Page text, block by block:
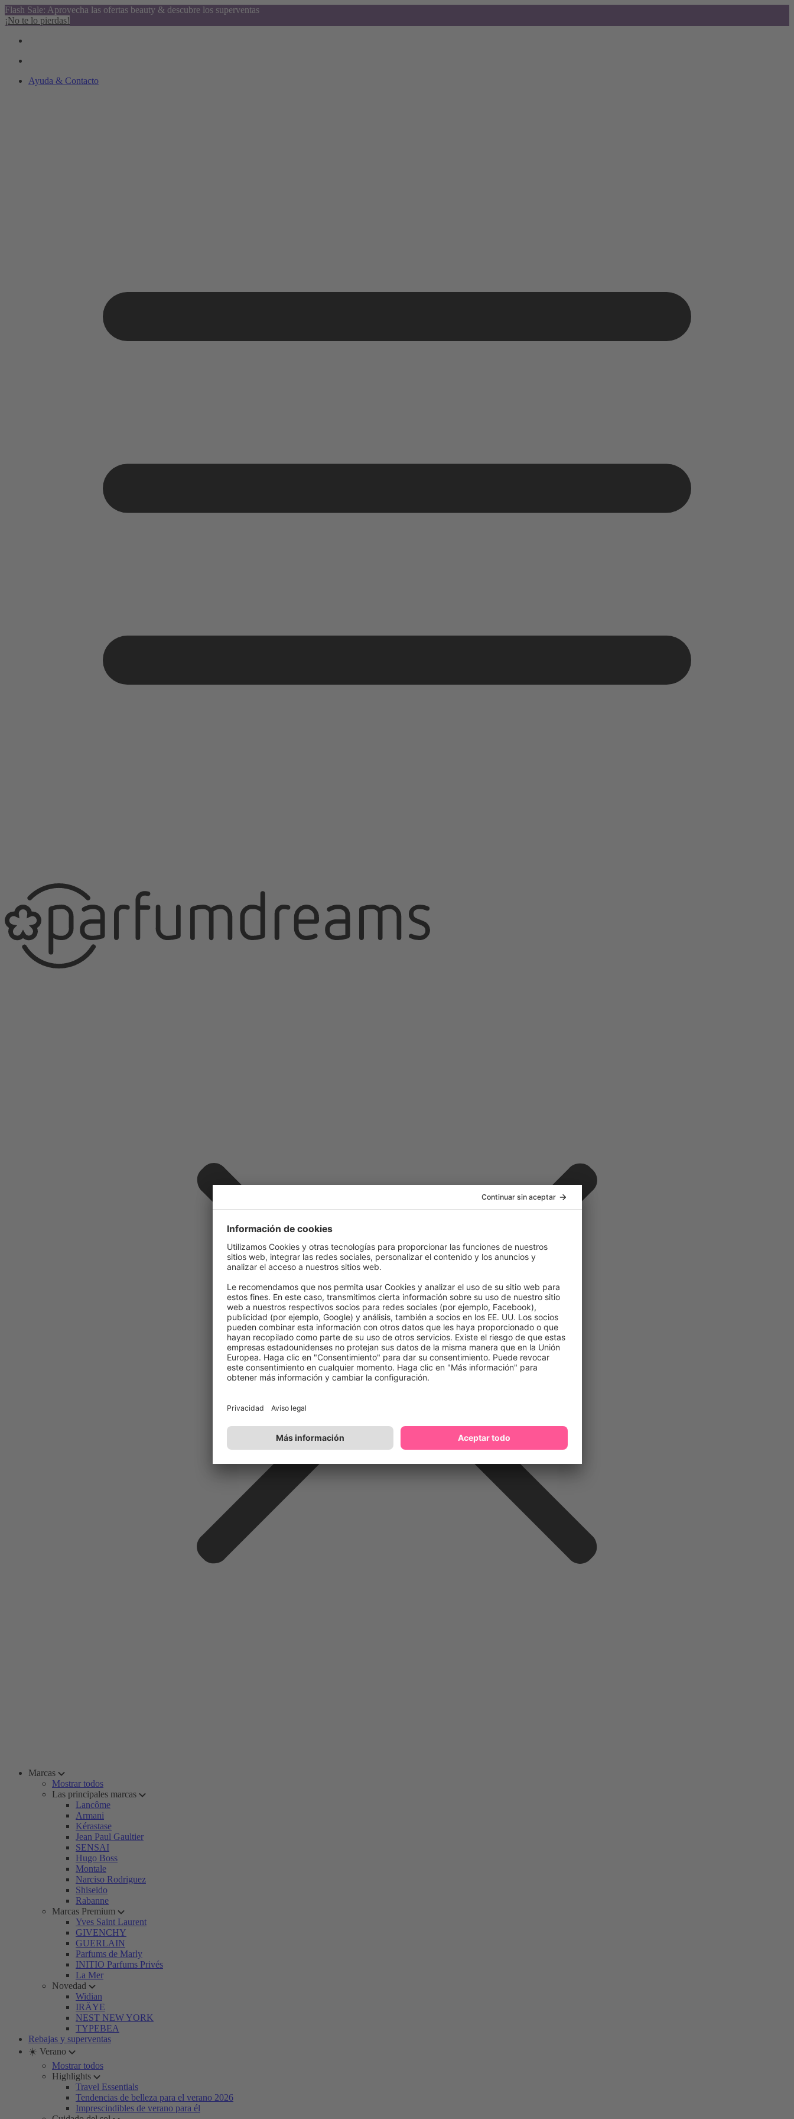
Flash Sale: Aprovecha las ofertas beauty & descubre los superventas
¡No te lo pierdas!
Ayuda & Contacto
Marcas
Mostrar todos
Las principales marcas
Lancôme
Armani
Kérastase
Jean Paul Gaultier
SENSAI
Hugo Boss
Montale
Narciso Rodriguez
Shiseido
Rabanne
Marcas Premium
Yves Saint Laurent
GIVENCHY
GUERLAIN
Parfums de Marly
INITIO Parfums Privés
La Mer
Novedad
Widian
IRÄYE
NEST NEW YORK
TYPEBEA
Rebajas y superventas
☀️ Verano
Mostrar todos
Highlights
Travel Essentials
Tendencias de belleza para el verano 2026
Imprescindibles de verano para él